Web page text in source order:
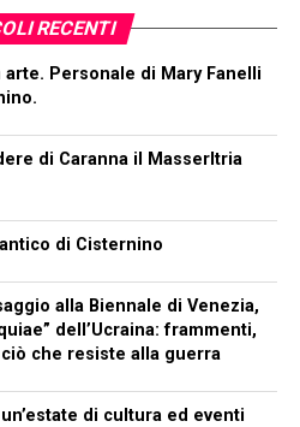
RECENTI
arte. Personale di Mary Fanelli
di Caranna il MasserItria
di Cisternino
alla Biennale di Venezia,
dell’Ucraina: frammenti,
che resiste alla guerra
di cultura ed eventi